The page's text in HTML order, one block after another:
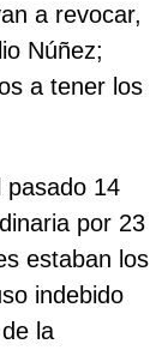
a revocar,
Núñez;
a tener los
pasado 14
por 23
estaban los
indebido
la